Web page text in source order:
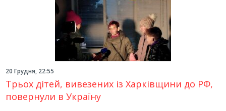
20 Грудня, 22:55
Трьох дітей, вивезених із Харківщини до РФ,
повернули в Україну